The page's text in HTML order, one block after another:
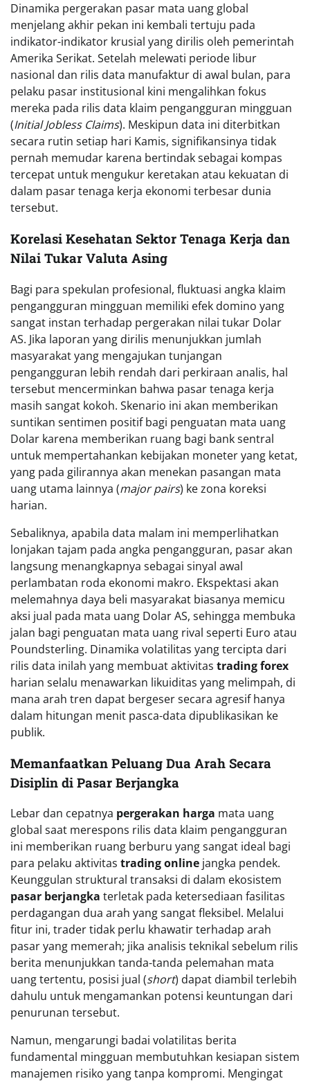
Dinamika pergerakan pasar mata uang global
menjelang akhir pekan ini kembali tertuju pada
indikator-indikator krusial yang dirilis oleh pemerintah
Amerika Serikat. Setelah melewati periode libur
nasional dan rilis data manufaktur di awal bulan, para
pelaku pasar institusional kini mengalihkan fokus
mereka pada rilis data klaim pengangguran mingguan
(Initial Jobless Claims). Meskipun data ini diterbitkan
secara rutin setiap hari Kamis, signifikansinya tidak
pernah memudar karena bertindak sebagai kompas
tercepat untuk mengukur keretakan atau kekuatan di
dalam pasar tenaga kerja ekonomi terbesar dunia
tersebut.
Korelasi Kesehatan Sektor Tenaga Kerja dan
Nilai Tukar Valuta Asing
Bagi para spekulan profesional, fluktuasi angka klaim
pengangguran mingguan memiliki efek domino yang
sangat instan terhadap pergerakan nilai tukar Dolar
AS. Jika laporan yang dirilis menunjukkan jumlah
masyarakat yang mengajukan tunjangan
pengangguran lebih rendah dari perkiraan analis, hal
tersebut mencerminkan bahwa pasar tenaga kerja
masih sangat kokoh. Skenario ini akan memberikan
suntikan sentimen positif bagi penguatan mata uang
Dolar karena memberikan ruang bagi bank sentral
untuk mempertahankan kebijakan moneter yang ketat,
yang pada gilirannya akan menekan pasangan mata
uang utama lainnya (major pairs) ke zona koreksi
harian.
Sebaliknya, apabila data malam ini memperlihatkan
lonjakan tajam pada angka pengangguran, pasar akan
langsung menangkapnya sebagai sinyal awal
perlambatan roda ekonomi makro. Ekspektasi akan
melemahnya daya beli masyarakat biasanya memicu
aksi jual pada mata uang Dolar AS, sehingga membuka
jalan bagi penguatan mata uang rival seperti Euro atau
Poundsterling. Dinamika volatilitas yang tercipta dari
rilis data inilah yang membuat aktivitas trading forex
harian selalu menawarkan likuiditas yang melimpah, di
mana arah tren dapat bergeser secara agresif hanya
dalam hitungan menit pasca-data dipublikasikan ke
publik.
Memanfaatkan Peluang Dua Arah Secara
Disiplin di Pasar Berjangka
Lebar dan cepatnya pergerakan harga mata uang
global saat merespons rilis data klaim pengangguran
ini memberikan ruang berburu yang sangat ideal bagi
para pelaku aktivitas trading online jangka pendek.
Keunggulan struktural transaksi di dalam ekosistem
pasar berjangka terletak pada ketersediaan fasilitas
perdagangan dua arah yang sangat fleksibel. Melalui
fitur ini, trader tidak perlu khawatir terhadap arah
pasar yang memerah; jika analisis teknikal sebelum rilis
berita menunjukkan tanda-tanda pelemahan mata
uang tertentu, posisi jual (short) dapat diambil terlebih
dahulu untuk mengamankan potensi keuntungan dari
penurunan tersebut.
Namun, mengarungi badai volatilitas berita
fundamental mingguan membutuhkan kesiapan sistem
manajemen risiko yang tanpa kompromi. Mengingat